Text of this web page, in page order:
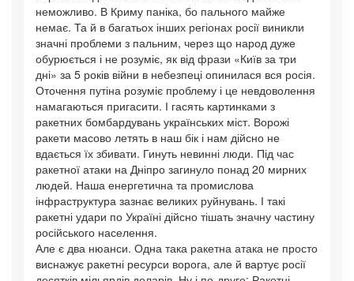
неможливо. В Криму паніка, бо пального майже
немає. Та й в багатьох інших регіонах росії виникли
значні проблеми з пальним, через що народ дуже
обурюється і не розуміє, як від фрази «Київ за три
дні» за 5 років війни в небезпеці опинилася вся росія.
Оточення путіна розуміє проблему і це невдоволення
намагаються пригасити. І гасять картинками з
ракетних бомбардувань українських міст. Ворожі
ракети масово летять в наш бік і нам дійсно не
вдається їх збивати. Гинуть невинні люди. Під час
ракетної атаки на Дніпро загинуло понад 20 мирних
людей. Наша енергетична та промислова
інфраструктура зазнає великих руйнувань. І такі
ракетні удари по Україні дійсно тішать значну частину
російського населення.
Але є два нюанси. Одна така ракетна атака не просто
виснажує ракетні ресурси ворога, але й вартує росії